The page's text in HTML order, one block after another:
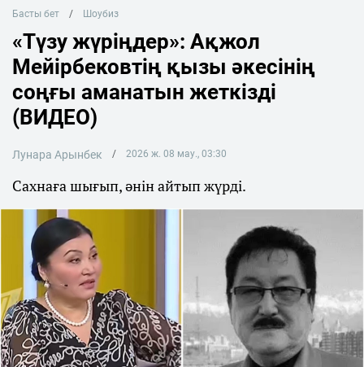
Басты бет Шоубиз
«Түзу жүріңдер»: Ақжол
Мейірбековтің қызы әкесінің
соңғы аманатын жеткізді
(ВИДЕО)
Лунара Арынбек 2026 ж. 08 мау., 03:30
Сахнаға шығып, әнін айтып жүрді.